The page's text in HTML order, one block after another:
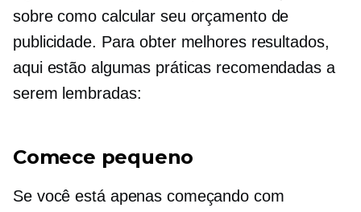
sobre como calcular seu orçamento de
publicidade. Para obter melhores resultados,
aqui estão algumas práticas recomendadas a
serem lembradas:
Comece pequeno
Se você está apenas começando com